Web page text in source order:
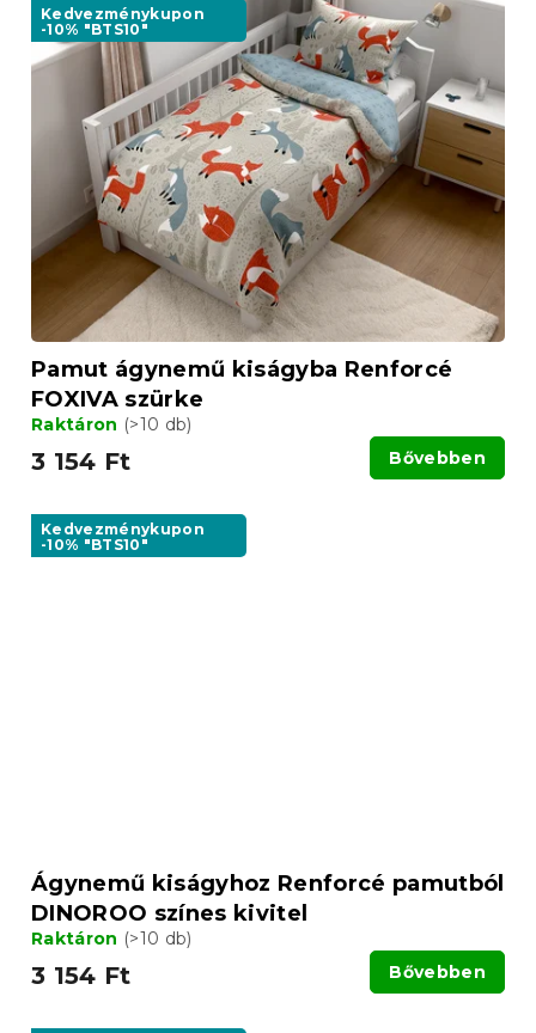
Kedvezménykupon
-10% "BTS10"
Pamut ágynemű kiságyba Renforcé
FOXIVA szürke
Raktáron (>10 db)
3 154 Ft Bővebben
Kedvezménykupon
-10% "BTS10"
Ágynemű kiságyhoz Renforcé pamutból
DINOROO színes kivitel
Raktáron (>10 db)
3 154 Ft Bővebben